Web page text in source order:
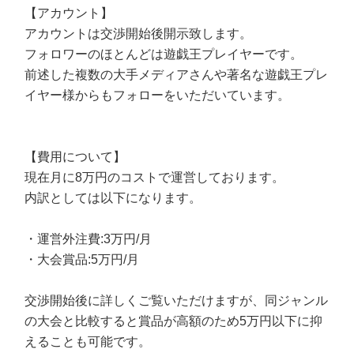
【アカウント】
アカウントは交渉開始後開示致します。
フォロワーのほとんどは遊戯王プレイヤーです。
前述した複数の大手メディアさんや著名な遊戯王プレ
イヤー様からもフォローをいただいています。
【費用について】
現在月に8万円のコストで運営しております。
内訳としては以下になります。
・運営外注費:3万円/月
・大会賞品:5万円/月
交渉開始後に詳しくご覧いただけますが、同ジャンル
の大会と比較すると賞品が高額のため5万円以下に抑
えることも可能です。